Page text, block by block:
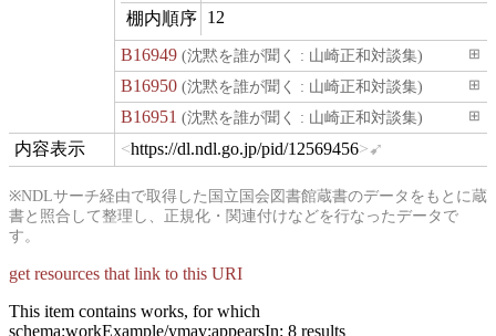
position
12
B16949(沈黙を誰が聞く : 山崎正和対談集) ⊞
B16950(沈黙を誰が聞く : 山崎正和対談集) ⊞
B16951 (沈黙を誰が聞く : 山崎正和対談集) ⊞
hasViewhttps://dl.ndl.go.jp/pid/12569456
※NDLサーチ経由で取得した国立国会図書館蔵書のデータをもとに蔵
書と照合して整理し、正規化・関連付けなどを行なったデータで
す。
get resources that link to this URI
This item contains works, for which
schema:workExample/ymav:appearsIn: 8 results